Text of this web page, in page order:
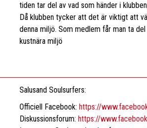
tiden tar del av vad som händer i
Då klubben tycker att det är viktigt att
denna miljö. Som medlem får man ta
kustnära miljö
Salusand Soulsurfers:
Officiell Facebook: https://
Diskussionsforum: https://